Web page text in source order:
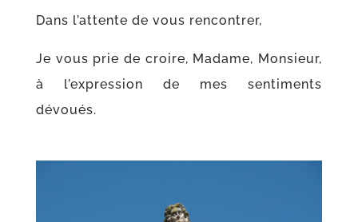
Dans l’attente de vous rencontrer,
Je vous prie de croire, Madame, Monsieur,
à l’expression de mes sentiments
dévoués.